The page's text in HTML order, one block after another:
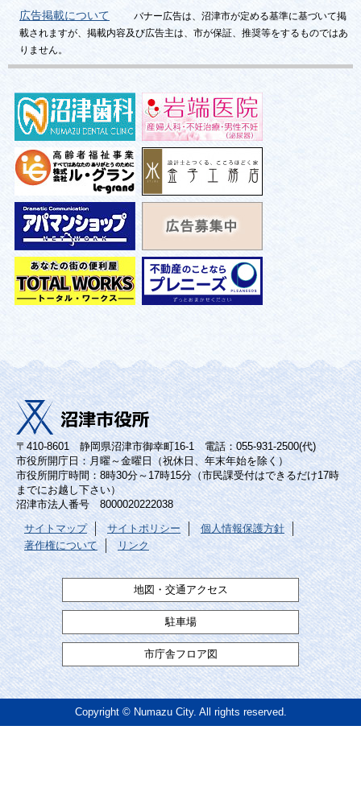
広告掲載について
バナー広告は、沼津市が定める基準に基づいて掲
載されますが、掲載内容及び広告主は、市が保証、推奨等をするものではあ
りません。
〒410-8601 静岡県沼津市御幸町16-1 電話：055-931-2500(代)
市役所開庁日：月曜～金曜日（祝休日、年末年始を除く）
市役所開庁時間：8時30分～17時15分（市民課受付はできるだけ17時
までにお越し下さい）
沼津市法人番号 8000020222038
サイトマップ サイトポリシー
個人情報保護方針
著作権について
リンク
地図・交通アクセス
駐車場
市庁舎フロア図
Copyright © Numazu City. All rights reserved.